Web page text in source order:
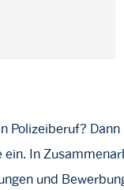
Polizeiberuf?
ein. In
und